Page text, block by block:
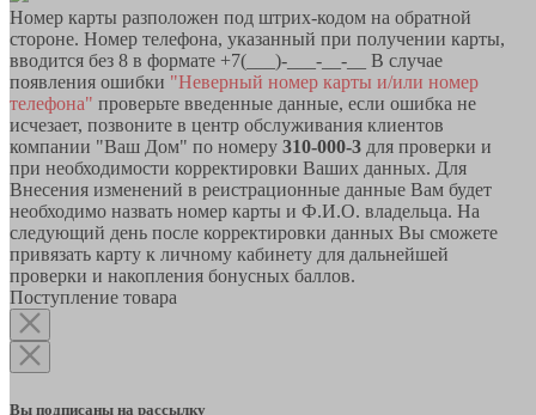
Номер карты разположен под штрих-кодом на обратной
стороне. Номер телефона, указанный при получении карты,
вводится без 8 в формате +7(___)-___-__-__ В случае
появления ошибки "Неверный номер карты и/или номер
телефона" проверьте введенные данные, если ошибка не
исчезает, позвоните в центр обслуживания клиентов
компании "Ваш Дом" по номеру 310-000-3 для проверки и
при необходимости корректировки Ваших данных. Для
Внесения изменений в реистрационные данные Вам будет
необходимо назвать номер карты и Ф.И.О. владельца. На
следующий день после корректировки данных Вы сможете
привязать карту к личному кабинету для дальнейшей
проверки и накопления бонусных баллов.
Поступление товара
Вы подписаны на рассылку